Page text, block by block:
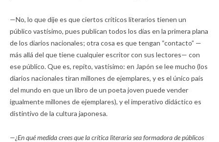
—No, lo que dije es que ciertos críticos literarios tienen un
público vastísimo, pues publican todos los días en la primera plana
de los diarios nacionales; otra cosa es que tengan “contacto” —
más allá del que tiene cualquier escritor con sus lectores— con
ese público. Que es, repito, vastísimo: en Japón se lee mucho (los
diarios nacionales tiran millones de ejemplares, y es el único país
del mundo en que un libro de un poeta joven puede vender
igualmente millones de ejemplares), y el imperativo didáctico es
distintivo de la cultura japonesa.
—¿En qué medida crees que la crítica literaria sea formadora de públicos